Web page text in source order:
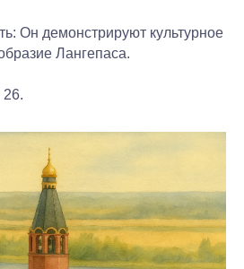
Он демонстрируют культурное
Лангепаса.
26.